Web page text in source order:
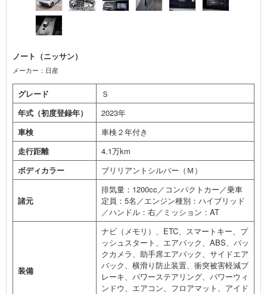
ノート（ニッサン）
メーカー：日産
グレード
Ｓ
年式（初度登録年）
2023年
車検
車検２年付き
走行距離
4.1万km
ボディカラー
ブリリアントシルバー（Ｍ）
諸元
排気量：1200cc／コンパクトカー／乗車
定員：5名／エンジン種別：ハイブリッド
／ハンドル：右／ミッション：AT
装備
ナビ（メモリ）、ETC、スマートキー、プ
ッシュスタート、エアバック、ABS、バッ
クカメラ、助手席エアバック、サイドエア
バック、横滑り防止装置、衝突被害軽減ブ
レーキ、パワーステアリング、パワーウィ
ンドウ、エアコン、フロアマット、アイド